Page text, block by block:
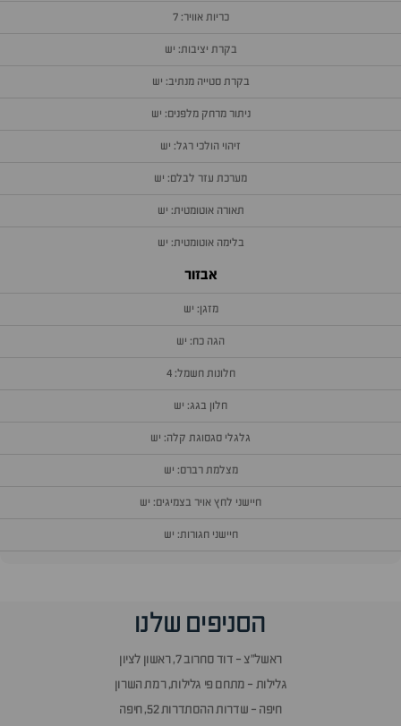
כריות אוויר: 7
בקרת יציבות: יש
בקרת סטייה מנתיב: יש
ניתור מרחק מלפנים: יש
זיהוי הולכי רגל: יש
מערכת עזר לבלם: יש
תאורה אוטומטית: יש
בלימה אוטומטית: יש
אבזור
מזגן: יש
הגה כח: יש
חלונות חשמל: 4
חלון בגג: יש
גלגלי סגסוגת קלה: יש
מצלמת רברס: יש
חיישני לחץ אויר בצמיגים: יש
חיישני חגורות: יש
הסניפים שלנו
ראשל״צ - דוד סחרוב 7, ראשון לציון
גלילות - מתחם פי גלילות, רמת השרון
חיפה - שדרות ההסתדרות 52, חיפה